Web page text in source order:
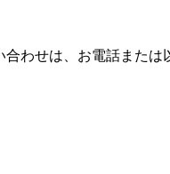
合わせは、お電話また